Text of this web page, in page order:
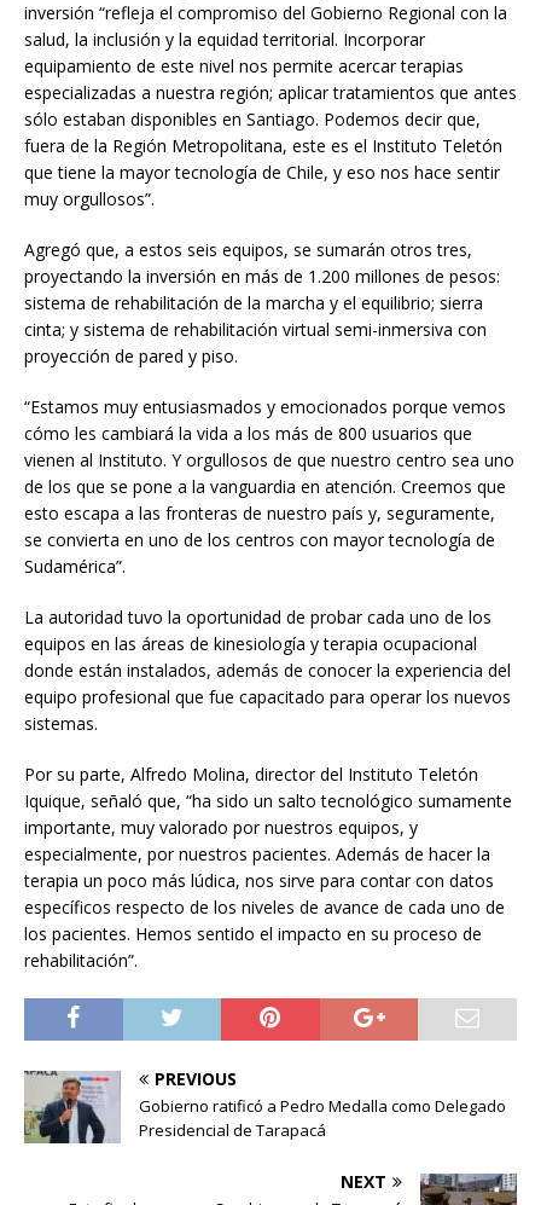
inversión “refleja el compromiso del Gobierno Regional con la
salud, la inclusión y la equidad territorial. Incorporar
equipamiento de este nivel nos permite acercar terapias
especializadas a nuestra región; aplicar tratamientos que antes
sólo estaban disponibles en Santiago. Podemos decir que,
fuera de la Región Metropolitana, este es el Instituto Teletón
que tiene la mayor tecnología de Chile, y eso nos hace sentir
muy orgullosos”.
Agregó que, a estos seis equipos, se sumarán otros tres,
proyectando la inversión en más de 1.200 millones de pesos:
sistema de rehabilitación de la marcha y el equilibrio; sierra
cinta; y sistema de rehabilitación virtual semi-inmersiva con
proyección de pared y piso.
“Estamos muy entusiasmados y emocionados porque vemos
cómo les cambiará la vida a los más de 800 usuarios que
vienen al Instituto. Y orgullosos de que nuestro centro sea uno
de los que se pone a la vanguardia en atención. Creemos que
esto escapa a las fronteras de nuestro país y, seguramente,
se convierta en uno de los centros con mayor tecnología de
Sudamérica”.
La autoridad tuvo la oportunidad de probar cada uno de los
equipos en las áreas de kinesiología y terapia ocupacional
donde están instalados, además de conocer la experiencia del
equipo profesional que fue capacitado para operar los nuevos
sistemas.
Por su parte, Alfredo Molina, director del Instituto Teletón
Iquique, señaló que, “ha sido un salto tecnológico sumamente
importante, muy valorado por nuestros equipos, y
especialmente, por nuestros pacientes. Además de hacer la
terapia un poco más lúdica, nos sirve para contar con datos
específicos respecto de los niveles de avance de cada uno de
los pacientes. Hemos sentido el impacto en su proceso de
rehabilitación”.
PREVIOUS
Gobierno ratificó a Pedro Medalla como Delegado
Presidencial de Tarapacá
NEXT